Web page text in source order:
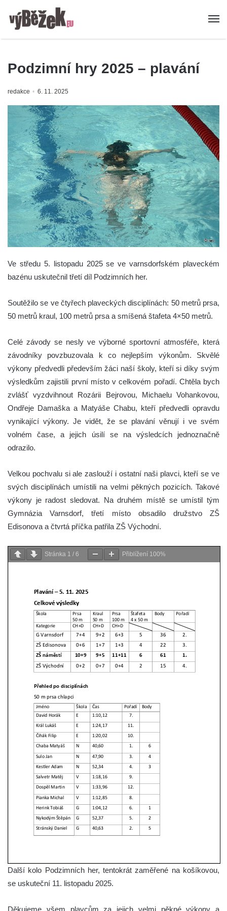
Podzimní hry 2025 – plavání
redakce 6. 11. 2025
Ve středu 5. listopadu 2025 se ve varnsdorfském plaveckém
bazénu uskutečnil třetí díl Podzimních her.
Soutěžilo se ve čtyřech plaveckých disciplínách: 50 metrů prsa,
50 metrů kraul, 100 metrů prsa a smíšená štafeta 4×50 metrů.
Celé závody se nesly ve výborné sportovní atmosféře, která
závodníky povzbuzovala k co nejlepším výkonům. Skvělé
výkony předvedli především žáci naší školy, kteří si díky svým
výsledkům zajistili první místo v celkovém pořadí. Chtěla bych
zvlášť vyzdvihnout Rozárii Bejrovou, Michaelu Vohankovou,
Ondřeje Damaška a Matyáše Chabu, kteří předvedli opravdu
vynikající výkony. Je vidět, že se plavání věnují i ve svém
volném čase, a jejich úsilí se na výsledcích jednoznačně
odrazilo.
Velkou pochvalu si ale zaslouží i ostatní naši plavci, kteří se ve
svých disciplínách umístili na velmi pěkných pozicích. Takové
výkony je radost sledovat. Na druhém místě se umístil tým
Gymnázia Varnsdorf, třetí místo obsadilo družstvo ZŠ
Edisonova a čtvrtá příčka patřila ZŠ Východní.
Stránka 1 / 6 Přiblížení 100%
Další kolo Podzimních her, tentokrát zaměřené na košíkovou,
se uskuteční 11. listopadu 2025.
Děkujeme všem plavcům za jejich velmi pěkné výkony a